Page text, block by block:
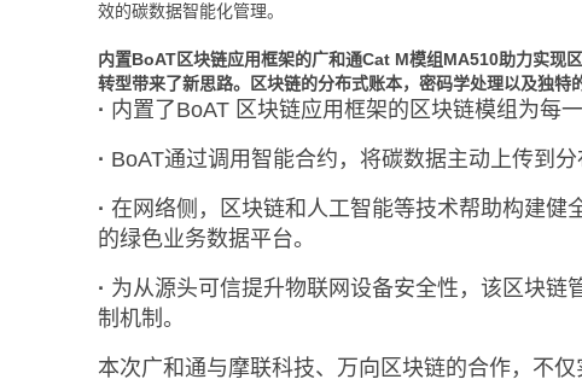
效的碳数据智能化管理。
内置BoAT区块链应用框架的广和通Cat M模组MA510助力实现
转型带来了新思路。区块链的分布式账本，密码学处理以及独特
· 内置了BoAT 区块链应用框架的区块链模组为每
· BoAT通过调用智能合约，将碳数据主动上传到
· 在网络侧，区块链和人工智能等技术帮助构建
的绿色业务数据平台。
· 为从源头可信提升物联网设备安全性，该区块
制机制。
本次广和通与摩联科技、万向区块链的合作，不